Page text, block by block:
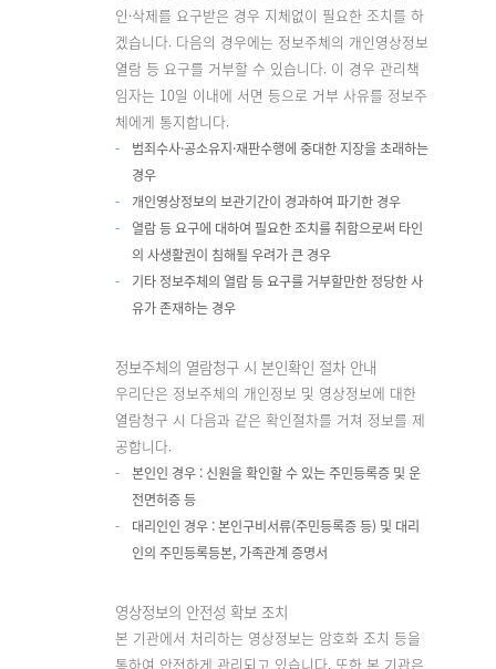
인·삭제를 요구받은 경우 지체없이 필요한 조치를 하
겠습니다. 다음의 경우에는 정보주체의 개인영상정보
열람 등 요구를 거부할 수 있습니다. 이 경우 관리책
임자는 10일 이내에 서면 등으로 거부 사유를 정보주
체에게 통지합니다.
범죄수사·공소유지·재판수행에 중대한 지장을 초래하는
경우
개인영상정보의 보관기간이 경과하여 파기한 경우
열람 등 요구에 대하여 필요한 조치를 취함으로써 타인
의 사생활권이 침해될 우려가 큰 경우
기타 정보주체의 열람 등 요구를 거부할만한 정당한 사
유가 존재하는 경우
정보주체의 열람청구 시 본인확인 절차 안내
우리단은 정보주체의 개인정보 및 영상정보에 대한
열람청구 시 다음과 같은 확인절차를 거쳐 정보를 제
공합니다.
본인인 경우 : 신원을 확인할 수 있는 주민등록증 및 운
전면허증 등
대리인인 경우 : 본인구비서류(주민등록증 등) 및 대리
인의 주민등록등본, 가족관계 증명서
영상정보의 안전성 확보 조치
본 기관에서 처리하는 영상정보는 암호화 조치 등을
통하여 안전하게 관리되고 있습니다. 또한 본 기관은